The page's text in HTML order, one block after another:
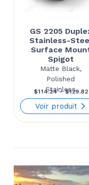
GS 2205
Stainless-
Surface
Spigot
Matte Black,
Polished
Stainless
$114.24 – $129.82
Voir produit